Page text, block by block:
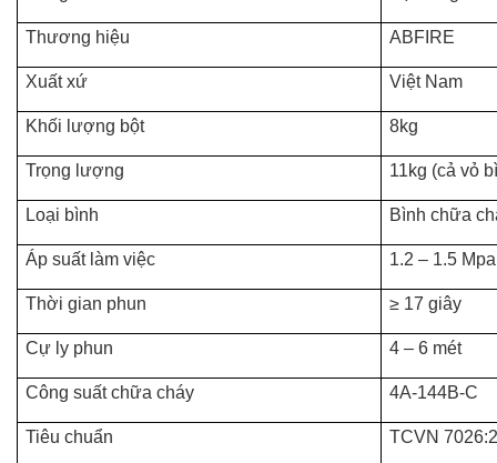
Thương hiệu ABFIRE
Xuất xứ Việt Nam
Khối lượng bột 8kg
Trọng lượng 11kg (cả vỏ
Loại bình Bình chữa
Áp suất làm việc 1.2 – 1.5 Mpa
Thời gian phun ≥ 17 giây
Cự ly phun 4 – 6 mét
Công suất chữa cháy 4A-144B-C
Tiêu chuẩn TCVN